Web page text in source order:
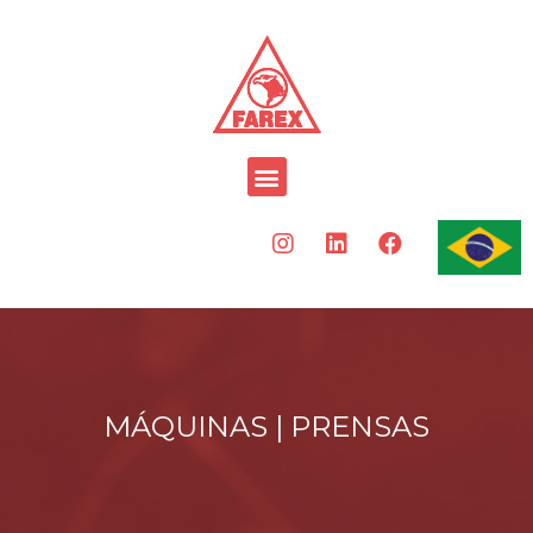
MÁQUINAS | PRENSAS